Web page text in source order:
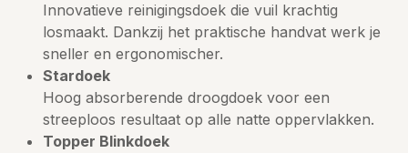
Innovatieve reinigingsdoek die vuil krachtig
losmaakt. Dankzij het praktische handvat werk je
sneller en ergonomischer.
Stardoek
Hoog absorberende droogdoek voor een
streeploos resultaat op alle natte oppervlakken.
Topper Blinkdoek